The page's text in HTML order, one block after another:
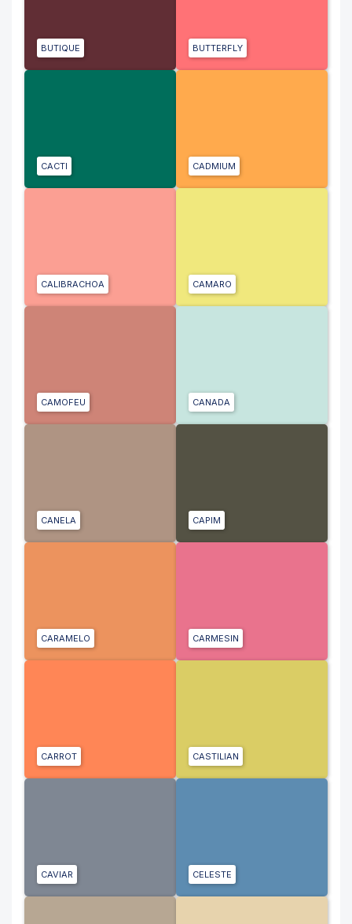
BUTIQUE BUTTERFLY
CACTI CADMIUM
CALIBRACHOA CAMARO
CAMOFEU CANADA
CANELA CAPIM
CARAMELO CARMESIN
CARROT CASTILIAN
CAVIAR CELESTE